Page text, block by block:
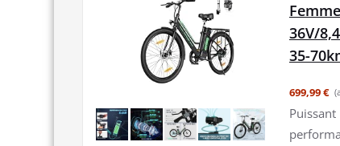
36V/
35-
699,99 €